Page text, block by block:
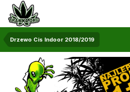
Drzewo Cis Indoor 2018/2019